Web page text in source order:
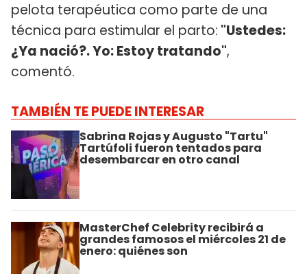
pelota terapéutica como parte de una
técnica para estimular el parto: "Ustedes:
¿Ya nació?. Yo: Estoy tratando",
comentó.
TAMBIÉN TE PUEDE INTERESAR
Sabrina Rojas y Augusto "Tartu"
Tartúfoli fueron tentados para
desembarcar en otro canal
MasterChef Celebrity recibirá a
grandes famosos el miércoles 21 de
enero: quiénes son